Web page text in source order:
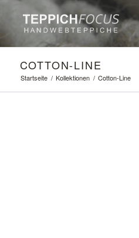
COTTON-LINE
Startseite / Kollektionen / Cotton-Line